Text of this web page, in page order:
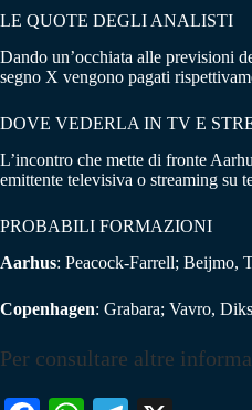
LE QUOTE DEGLI ANALISTI
Dando un’occhiata alle previsioni
segno X vengono pagati
DOVE VEDERLA IN TV E
L’incontro che mette di fronte
emittente televisiva o streaming su
PROBABILI FORMAZIONI
Aarhus: Peacock-Farrell; Beijmo,
Copenhagen: Grabara; Vavro,
Per consultare altre